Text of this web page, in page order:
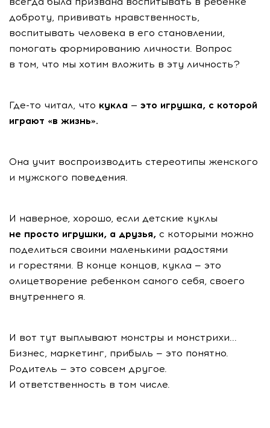
доброту, прививать нравственность,
воспитывать человека в его становлении,
помогать формированию личности. Вопрос
в том, что мы хотим вложить в эту личность?
Где-то читал, что кукла — это игрушка, с которой
играют «в жизнь».
Она учит воспроизводить стереотипы женского
и мужского поведения.
И наверное, хорошо, если детские куклы
не просто игрушки, а друзья, с которыми можно
поделиться своими маленькими радостями
и горестями. В конце концов, кукла — это
олицетворение ребенком самого себя, своего
внутреннего я.
И вот тут выплывают монстры и монстрихи...
Бизнес, маркетинг, прибыль — это понятно.
Родитель — это совсем другое.
И ответственность в том числе.